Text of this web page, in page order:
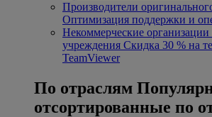
Производители
Оптимизация поддержки и
Некоммерческие организации
учреждения Скидка 30 % на
TeamViewer
По отраслям
отсортированные по